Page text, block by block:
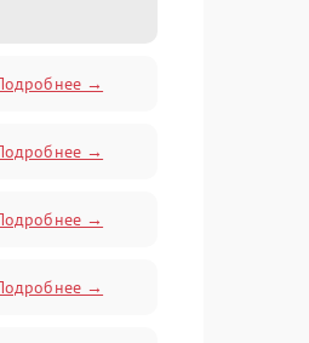
→
→
→
→